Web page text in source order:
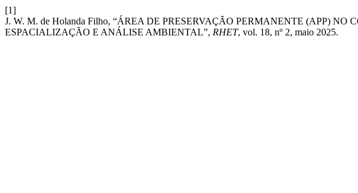
[1]
J. W. M. de Holanda Filho, “ÁREA DE PRESERVAÇÃO PERMANENTE (APP)
ESPACIALIZAÇÃO E ANÁLISE AMBIENTAL”, RHET, vol. 18, nº 2, maio 2025.